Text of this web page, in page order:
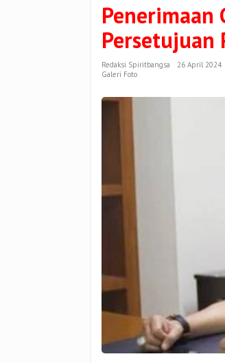
dan
PPPK
Pekanbaru
Dapat
Persetujuan
Penerimaan
Persetujuan
Redaksi Spiritbangsa
26 April 2024
Galeri Foto